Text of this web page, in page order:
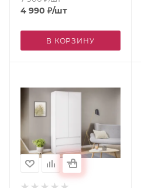
4 990 ₽/шт
В КОРЗИНУ